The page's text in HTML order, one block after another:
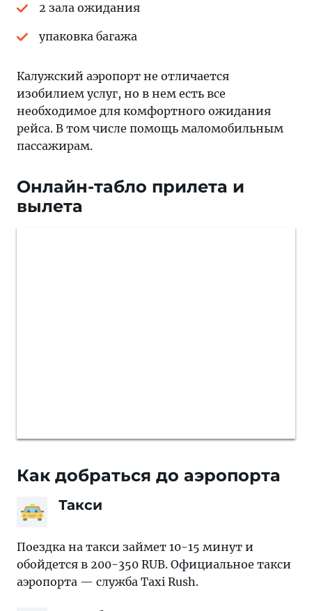
2 зала ожидания
упаковка багажа
Калужский аэропорт не отличается
изобилием услуг, но в нем есть все
необходимое для комфортного ожидания
рейса. В том числе помощь маломобильным
пассажирам.
Онлайн-табло прилета и
вылета
Как добраться до аэропорта
Такси
Поездка на такси займет 10-15 минут и
обойдется в 200-350 RUB. Официальное такси
аэропорта — служба Taxi Rush.